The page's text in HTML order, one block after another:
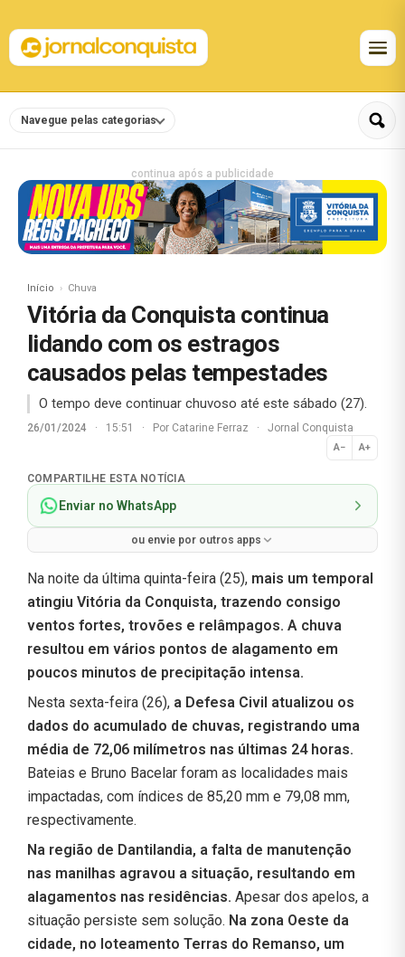
Navegue pelas categorias
continua após a publicidade
Início Chuva
Vitória da Conquista continua
lidando com os estragos
causados pelas tempestades
O tempo deve continuar chuvoso até este sábado (27).
26/01/2024 · 15:51 · Por Catarine Ferraz · Jornal Conquista
A− A+
Normal
COMPARTILHE ESTA NOTÍCIA
Enviar no WhatsApp
ou envie por outros apps
Na noite da última quinta-feira (25), mais um temporal
atingiu Vitória da Conquista, trazendo consigo
ventos fortes, trovões e relâmpagos. A chuva
resultou em vários pontos de alagamento em
poucos minutos de precipitação intensa.
Nesta sexta-feira (26), a Defesa Civil atualizou os
dados do acumulado de chuvas, registrando uma
média de 72,06 milímetros nas últimas 24 horas.
Bateias e Bruno Bacelar foram as localidades mais
impactadas, com índices de 85,20 mm e 79,08 mm,
respectivamente.
Na região de Dantilandia, a falta de manutenção
nas manilhas agravou a situação, resultando em
alagamentos nas residências. Apesar dos apelos, a
situação persiste sem solução. Na zona Oeste da
cidade, no loteamento Terras do Remanso, um